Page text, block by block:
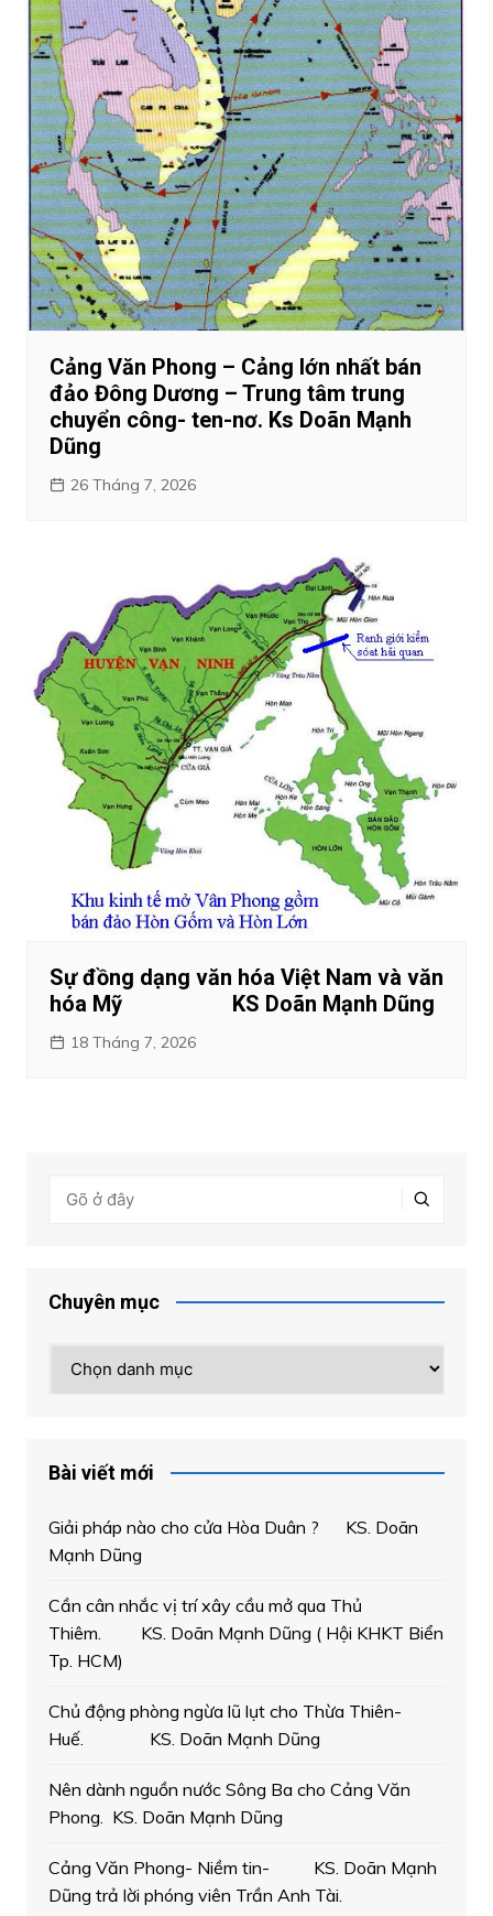
Cảng Văn Phong – Cảng lớn nhất bán
đảo Đông Dương – Trung tâm trung
chuyển công- ten-nơ. Ks Doãn Mạnh
Dũng
26 Tháng 7, 2026
Sự đồng dạng văn hóa Việt Nam và văn
hóa Mỹ KS Doãn Mạnh Dũng
18 Tháng 7, 2026
Chuyên mục
mục
Bài viết mới
Giải pháp nào cho cửa Hòa Duân ? KS. Doãn
Mạnh Dũng
Cần cân nhắc vị trí xây cầu mở qua Thủ
Thiêm. KS. Doãn Mạnh Dũng ( Hội KHKT Biển
Tp. HCM)
Chủ động phòng ngừa lũ lụt cho Thừa Thiên-
Huế. KS. Doãn Mạnh Dũng
Nên dành nguồn nước Sông Ba cho Cảng Văn
Phong. KS. Doãn Mạnh Dũng
Cảng Văn Phong- Niềm tin- KS. Doãn Mạnh
Dũng trả lời phóng viên Trần Anh Tài.